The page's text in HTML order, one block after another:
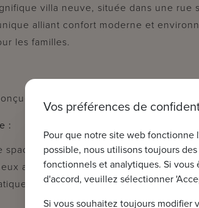
villa neuve, située dans une rue
alliant confort moderne et
les familles.
pour offrir fonctionnalité et confort :
:
spacieux avec toilettes invités
avec cuisine ouverte
attenant à la cuisine
Vos préférences de
Pour que notre site web fonctionne
possible, nous utilisons toujours
fonctionnels et analytiques. Si vous
d'accord, veuillez sélectionner
Si vous souhaitez toujours modifier